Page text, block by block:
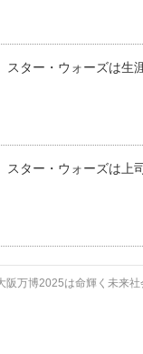
スター・ウォーズは生
スター・ウォーズは上
阪万博2025は命輝く未来社